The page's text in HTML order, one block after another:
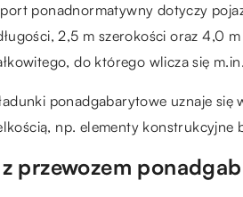
ponadnormatywny dotyczy
2,5 m szerokości oraz 4,0
do którego wlicza się
ponadgabarytowe uznaje się
np. elementy konstrukcyjne
przewozem